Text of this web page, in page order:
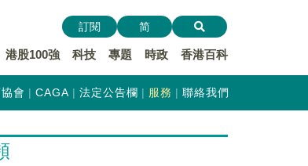
港股100強 科技 專題 時政 香港百科
訂閱 简
會 CAGA 法定公告欄 服務 聯絡我們